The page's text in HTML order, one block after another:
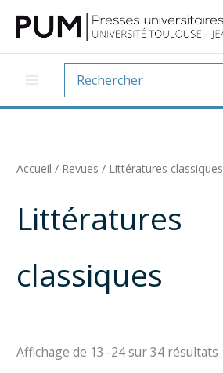
contenu
Accueil / Revues / Littératures classiques
Littératures
classiques
Affichage de 13–24 sur 34 résultats